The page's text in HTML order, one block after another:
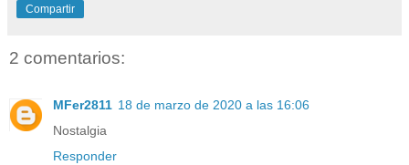
Compartir
2 comentarios:
MFer2811 18 de marzo de 2020 a las 16:06
Nostalgia
Responder